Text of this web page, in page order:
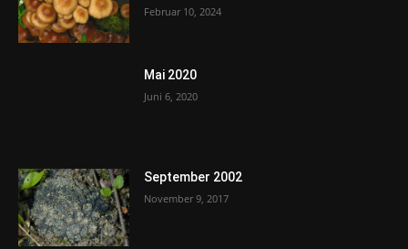
Februar 10, 2024
Mai 2020
Juni 6, 2020
September 2002
November 9, 2017